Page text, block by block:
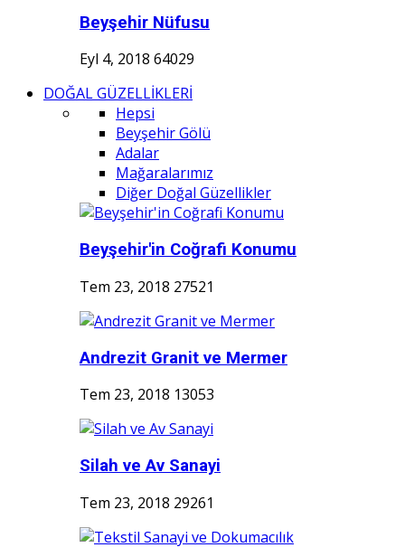
Beyşehir Nüfusu
Eyl 4, 2018 64029
DOĞAL GÜZELLİKLERİ
Hepsi
Beyşehir Gölü
Adalar
Mağaralarımız
Diğer Doğal Güzellikler
Beyşehir'in Coğrafi Konumu
Tem 23, 2018 27521
Andrezit Granit ve Mermer
Tem 23, 2018 13053
Silah ve Av Sanayi
Tem 23, 2018 29261